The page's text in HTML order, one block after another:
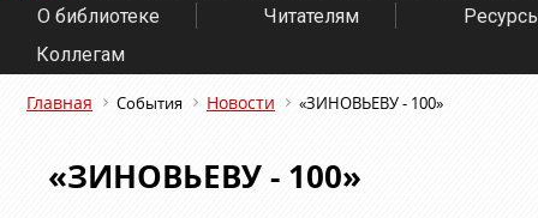
О библиотеке Читателям
Коллегам
Главная События Новости «ЗИНОВЬЕВУ - 100»
«ЗИНОВЬЕВУ - 100»